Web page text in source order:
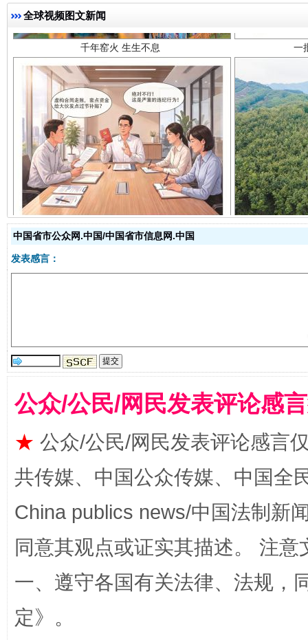
全球视频图文新闻
揭开“小金库”的免责幌子
全民健身五年计划来了！等你上场
中国省市公众网.中国/中国省市信息网.中国
发表感言：
公众/公民/网民发表评论感
★ 公众/公民/网民发表评论感言
共传媒、中国公众传媒、中国全
China publics news/中国法制新
同意其观点或证实其描述。 注
一、遵守各国有关法律、法规，
定》。